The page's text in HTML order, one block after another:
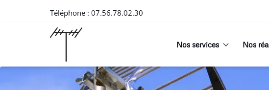
Téléphone : 07.56.78.02.30
Nos services Nos